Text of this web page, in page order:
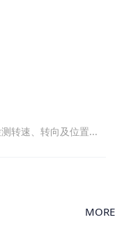
转速、转向及位置...
MORE